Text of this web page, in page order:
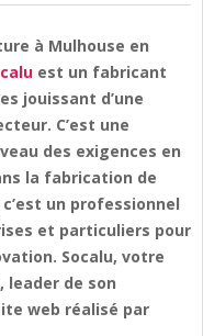
à Mulhouse en
est un fabricant
jouissant d’une
C’est une
des exigences en
la fabrication de
un professionnel
et particuliers pour
Socalu, votre
de son
web réalisé par